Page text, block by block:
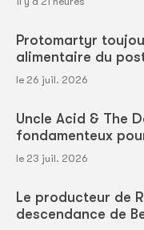
Protomartyr
alimentaire du
le 26 juil. 2026
Uncle Acid & The
fondamenteux
le 23 juil. 2026
Le producteur de
descendance de